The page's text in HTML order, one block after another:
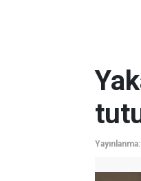
Yayınlanma: